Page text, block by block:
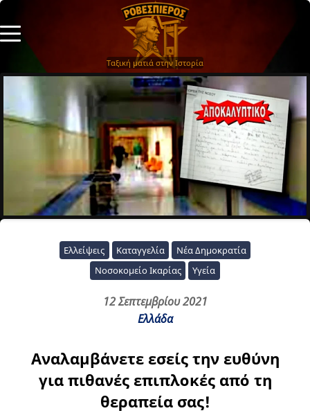
Ταξική ματιά στην Ιστορία
Ελλείψεις Καταγγελία
Νέα Δημοκρατία
Νοσοκομείο Ικαρίας
Υγεία
12 Σεπτεμβρίου 2021
Ελλάδα
Αναλαμβάνετε εσείς την ευθύνη
για πιθανές επιπλοκές από τη
θεραπεία σας!